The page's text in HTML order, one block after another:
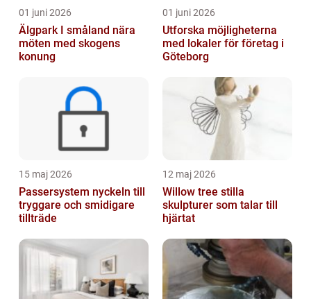
01 juni 2026
Älgpark I småland nära
möten med skogens
konung
01 juni 2026
Utforska möjligheterna
med lokaler för företag i
Göteborg
15 maj 2026
Passersystem nyckeln till
tryggare och smidigare
tillträde
12 maj 2026
Willow tree stilla
skulpturer som talar till
hjärtat